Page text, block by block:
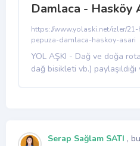
Damlaca - Hasköy
https://www.yolaski.net/izler/
pepuza-damlaca-haskoy-asari
YOL AŞKI - Dağ ve doğa
dağ bisikleti vb.)
Serap Sağlam SATI ,